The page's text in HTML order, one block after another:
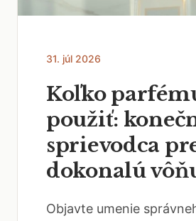
31. júl 2026
Koľko
použiť:
sprievodca
dokonalú
Objavte umenie